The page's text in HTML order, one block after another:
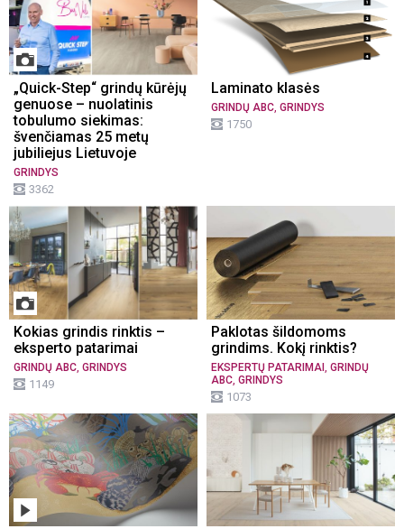
„Quick-Step“ grindų kūrėjų
genuose – nuolatinis
tobulumo siekimas:
švenčiamas 25 metų
jubiliejus Lietuvoje
GRINDYS
3362
Laminato klasės
GRINDŲ ABC, GRINDYS
1750
Kokias grindis rinktis –
eksperto patarimai
GRINDŲ ABC GRINDYS
1149
Paklotas šildomoms
grindims. Kokį rinktis?
EKSPERTŲ PATARIMAI GRINDŲ
ABC GRINDYS
1073